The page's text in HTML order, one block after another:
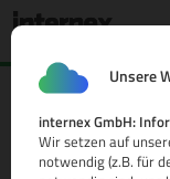
Unsere
internex GmbH:
Wir setzen auf
notwendig (z.B. für